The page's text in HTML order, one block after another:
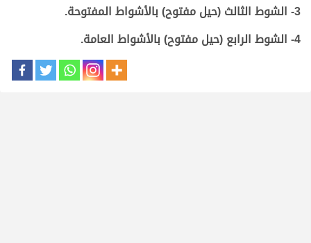
3- الشوط الثالث (حيل مفتوح) بالأشواط المفتوحة.
4- الشوط الرابع (حيل مفتوح) بالأشواط العامة.